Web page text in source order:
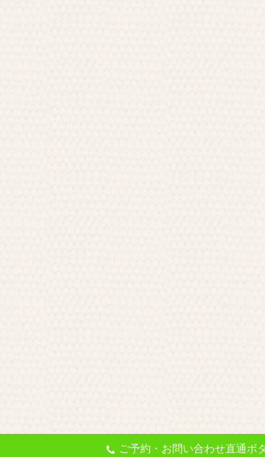
ご予約・お問い合わせ直通ボ